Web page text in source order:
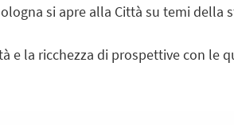
si apre alla Città su temi della
e la ricchezza di prospettive con le